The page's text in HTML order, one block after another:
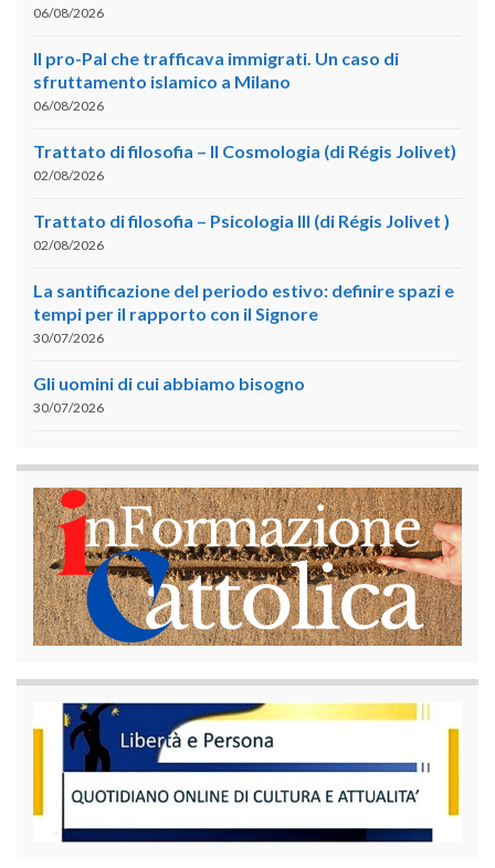
06/08/2026
Il pro-Pal che trafficava immigrati. Un caso di
sfruttamento islamico a Milano
06/08/2026
Trattato di filosofia – II Cosmologia (di Régis Jolivet)
02/08/2026
Trattato di filosofia – Psicologia III (di Régis Jolivet )
02/08/2026
La santificazione del periodo estivo: definire spazi e
tempi per il rapporto con il Signore
30/07/2026
Gli uomini di cui abbiamo bisogno
30/07/2026